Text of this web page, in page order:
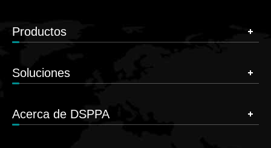
Productos
Soluciones
Acerca de DSPPA